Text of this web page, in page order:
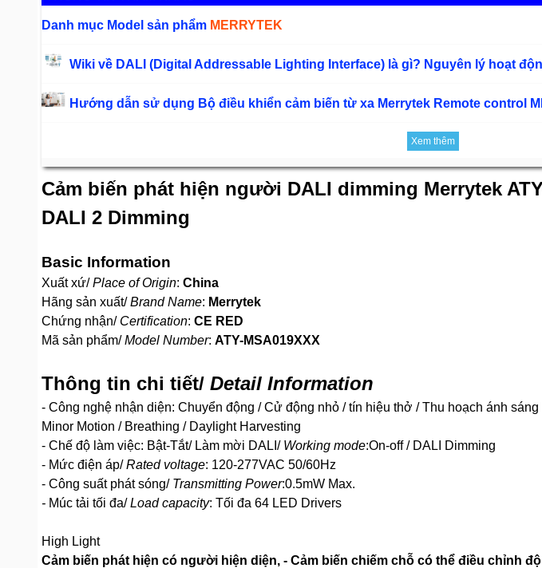
Danh mục Model sản phẩm MERRYTEK
Wiki về DALI (Digital Addressable Lighting Interface) là gì? Nguyên lý hoạt
Hướng dẫn sử dụng Bộ điều khiển cảm biến từ xa Merrytek Remote control
Xem thêm
Cảm biến phát hiện người DALI dimming Merrytek
DALI 2 Dimming
Basic Information
Xuất xứ/Place of Origin: China
Hãng sản xuất/Brand Name: Merrytek
Chứng nhận/ Certification: CE RED
Mã sản phẩm/Model Number: ATY-MSA019XXX
Thông tin chi tiết/ Detail Information
- Công nghệ nhận diện: Chuyển động / Cử động nhỏ / tín hiệu thở / Thu hoạch ánh sáng
Minor Motion / Breathing / Daylight Harvesting
- Chế độ làm việc: Bật-Tắt/ Làm mời DALI/ Working mode:On-off / DALI Dimming
- Mức điện áp/Rated voltage: 120-277VAC 50/60Hz
- Công suất phát sóng/ Transmitting Power:0.5mW Max.
- Múc tải tối đa/Load capacity: Tối đa 64 LED Drivers
High Light
Cảm biến phát hiện có người hiện diện, - Cảm biến chiếm chỗ có thể điều chỉnh